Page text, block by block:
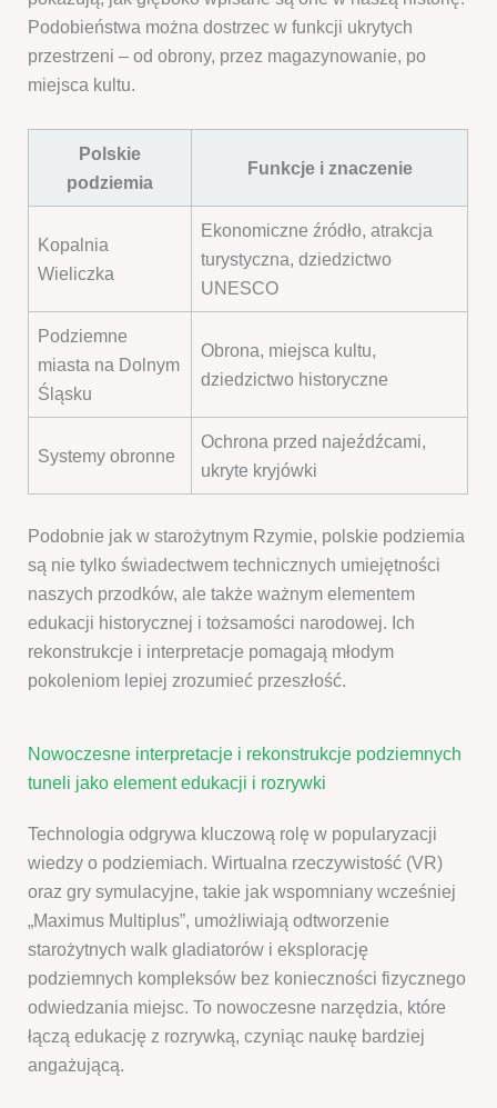
Podobieństwa można dostrzec w funkcji ukrytych
przestrzeni – od obrony, przez magazynowanie, po
miejsca kultu.
Polskie
podziemia
Funkcje i znaczenie
Kopalnia
Wieliczka
Ekonomiczne źródło, atrakcja
turystyczna, dziedzictwo
UNESCO
Podziemne
miasta na Dolnym
Śląsku
Obrona, miejsca kultu,
dziedzictwo historyczne
Systemy obronne
Ochrona przed najeźdźcami,
ukryte kryjówki
Podobnie jak w starożytnym Rzymie, polskie podziemia
są nie tylko świadectwem technicznych umiejętności
naszych przodków, ale także ważnym elementem
edukacji historycznej i tożsamości narodowej. Ich
rekonstrukcje i interpretacje pomagają młodym
pokoleniom lepiej zrozumieć przeszłość.
Nowoczesne interpretacje i rekonstrukcje podziemnych
tuneli jako element edukacji i rozrywki
Technologia odgrywa kluczową rolę w popularyzacji
wiedzy o podziemiach. Wirtualna rzeczywistość (VR)
oraz gry symulacyjne, takie jak wspomniany wcześniej
„Maximus Multiplus”, umożliwiają odtworzenie
starożytnych walk gladiatorów i eksplorację
podziemnych kompleksów bez konieczności fizycznego
odwiedzania miejsc. To nowoczesne narzędzia, które
łączą edukację z rozrywką, czyniąc naukę bardziej
angażującą.